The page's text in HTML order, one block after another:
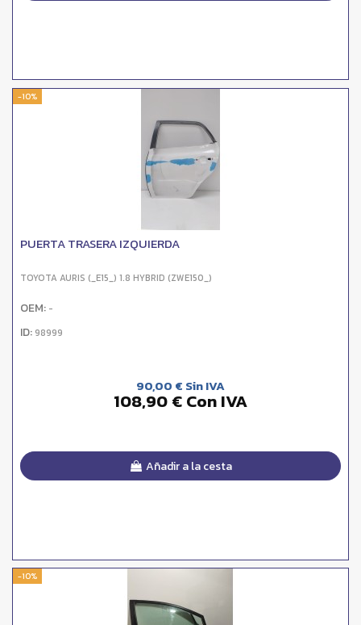
-10%
PUERTA TRASERA IZQUIERDA
TOYOTA AURIS (_E15_) 1.8 HYBRID (ZWE150_)
OEM: -
ID: 98999
90,00 € Sin IVA
108,90 € Con IVA
Añadir a la cesta
-10%